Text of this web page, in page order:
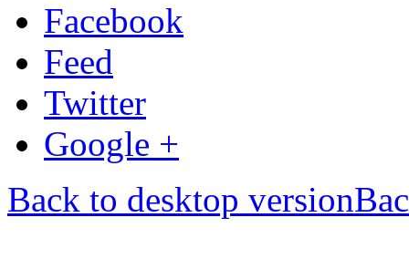
Facebook
Feed
Twitter
Google +
Back to desktop version